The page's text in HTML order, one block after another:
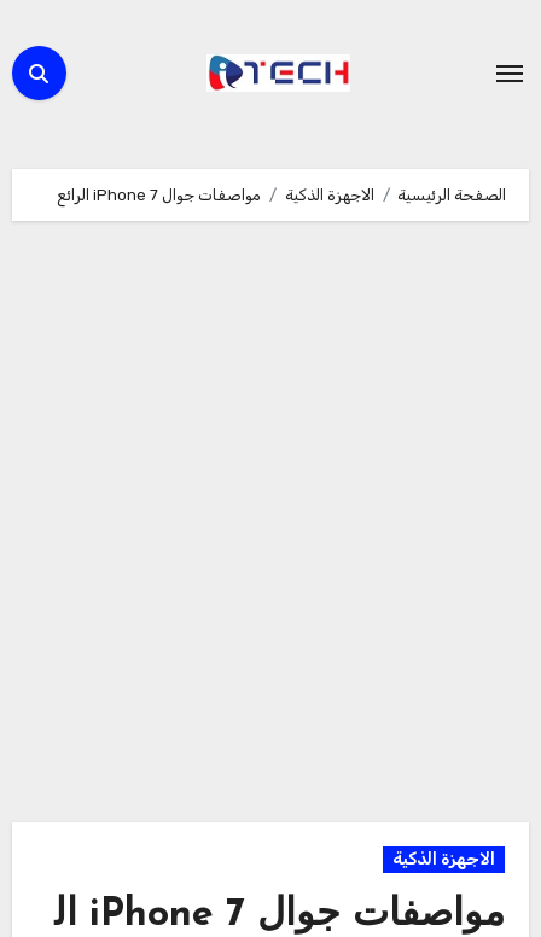
المحتوى
الصفحة الرئيسية الاجهزة الذكية مواصفات جوال iPhone 7 الرائع
الاجهزة الذكية
مواصفات جوال iPhone 7 ال